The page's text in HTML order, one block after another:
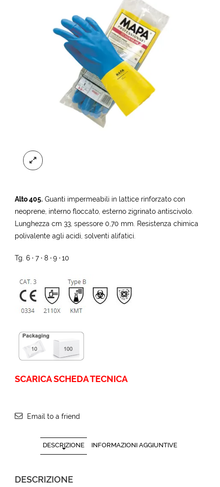
Alto 405. Guanti impermeabili in lattice rinforzato con
neoprene, interno floccato, esterno zigrinato antiscivolo.
Lunghezza cm 33, spessore 0,70 mm. Resistenza chimica
polivalente agli acidi, solventi alifatici.
Tg. 6 ∙ 7∙ 8 ∙9 ∙10
SCARICA SCHEDA TECNICA
Email to a friend
DESCRIZIONE INFORMAZIONI AGGIUNTIVE
DESCRIZIONE